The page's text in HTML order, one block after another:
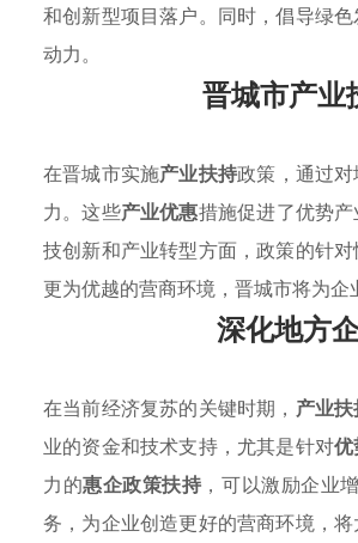
和创新型项目落户。同时，倡导绿
动力。
晋城市产业
在晋城市实施产业扶持政策，通过
力。这些产业优惠措施促进了优势
技创新和产业转型方面，政策的针
更为优越的营商环境，晋城市将为
深化地方
在当前经济复苏的关键时期， 产业
业的资金和技术支持，尤其是针对
力的惠企政策扶持 ，可以激励企业
务，为企业创造更好的营商环境，